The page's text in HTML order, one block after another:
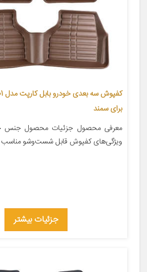
برای سمند
معرفی محصول جزئیات محصول جنس
ویژگی‌های کفپوش قابل شست‌وشو مناسب
جزئیات بیشتر